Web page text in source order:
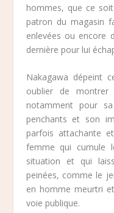
hommes, que ce
patron du magasin
enlevées ou encore
dernière pour lui
Nakagawa dépeint
oublier de
notamment pour
penchants et son
parfois attachante
femme qui cumule
situation et qui
peinées, comme le
en homme meurtri
voie publique.